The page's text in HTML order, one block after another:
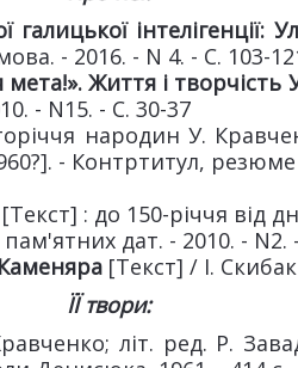
інтелігенції:
- 2016. - N 4. - С. 103-
Життя і творчість
- N15. - С. 30-37
народин У.
- Контртитул, резюме
[Текст] : до 150-річчя від
дат. - 2010. - N2. -
[Текст] / І.
ЇЇ твори:
літ. ред. Р.